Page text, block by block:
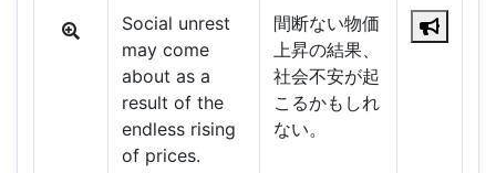
Social unrest
may come
about as a
result of the
endless rising
of prices.
間断ない物価
上昇の結果、
社会不安が起
こるかもしれ
ない。